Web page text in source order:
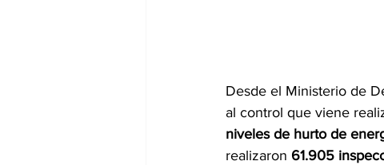
Desde el Ministerio de
al control que viene
niveles de hurto de
realizaron 61.905